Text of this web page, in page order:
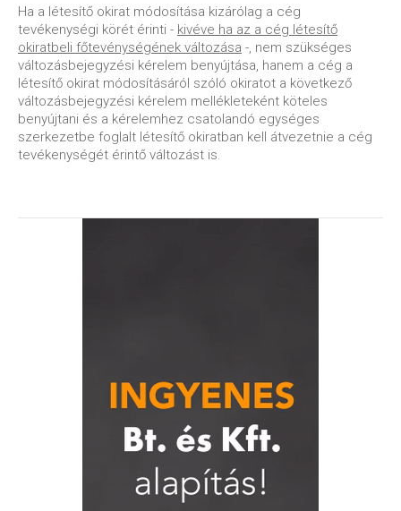
Ha a létesítő okirat módosítása kizárólag a cég
tevékenységi körét érinti - kivéve ha az a cég létesítő
okiratbeli főtevénységének változása -, nem szükséges
változásbejegyzési kérelem benyújtása, hanem a cég a
létesítő okirat módosításáról szóló okiratot a következő
változásbejegyzési kérelem mellékleteként köteles
benyújtani és a kérelemhez csatolandó egységes
szerkezetbe foglalt létesítő okiratban kell átvezetnie a cég
tevékenységét érintő változást is.